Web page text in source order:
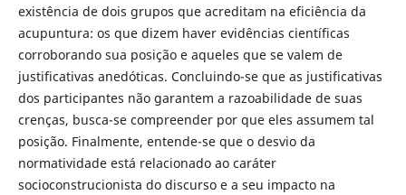
existência de dois grupos que acreditam na eficiência da
acupuntura: os que dizem haver evidências científicas
corroborando sua posição e aqueles que se valem de
justificativas anedóticas. Concluindo-se que as justificativas
dos participantes não garantem a razoabilidade de suas
crenças, busca-se compreender por que eles assumem tal
posição. Finalmente, entende-se que o desvio da
normatividade está relacionado ao caráter
socioconstrucionista do discurso e a seu impacto na